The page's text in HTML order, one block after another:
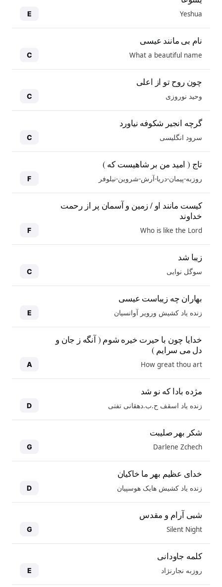
Yeshua
E
نام بی مانند عیسی
What a beautiful name
C
چون روح تو از اعلی
وحید نوروزی C
گرچه انجیر شکوفه نیاورد
سرود انگلیسی C
تاج ( امید من بر شاهیست که )
روزبه-پیمان-دریا-آرش-شروین-نیلوفر F
کیست مانند او / زمین و آسمان پر از رحمت
خداوند
Who is like the Lord
F
زیبا شد
سوگل نوایی C
بهاران چه زیباست عیسی
زنده یاد کشیش ورویر آوانسیان E
خدایا چون با حیرت خیره شوم ( آنگه ز جان و
دل می سرایم )
How great thou art
A
مژده بادا که نو شد
زنده یاد اسقف ح.ب.دهقانی تفتی D
شکر بهر صلیبت
Darlene Zchech
G
خدای عظیم بهر ما خاکیان
زنده یاد کشیش هایک هوسپیان D
شبی آرام و مقدس
Silent Night
G
کلمه جاودانی
روزبه نجارنژاد E